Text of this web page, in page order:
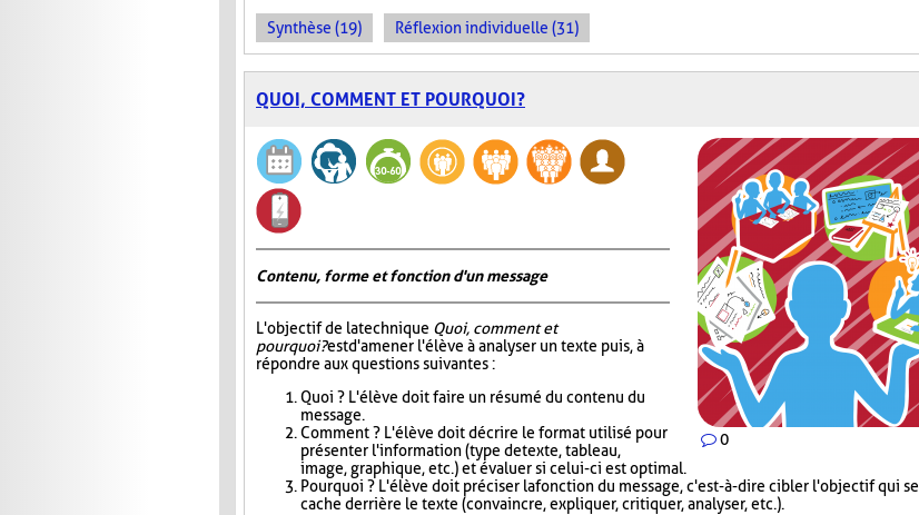
Synthèse (19) Réflexion individuelle (31)
QUOI, COMMENT ET POURQUOI?
0
Contenu, forme et fonction d'un message
L'objectif de la technique Quoi, comment et
pourquoi?est d'amener l'élève à analyser un texte puis, à
répondre aux questions suivantes :
Quoi ? L'élève doit faire un résumé du contenu du
message.
Comment ? L'élève doit décrire le format utilisé pour
présenter l'information (type de texte, tableau,
image, graphique, etc.) et évaluer si celui-ci est optimal.
Pourquoi ? L'élève doit préciser la fonction du message, c'est-à-dire cibler l'objectif qui se
cache derrière le texte (convaincre, expliquer, critiquer, analyser, etc.).